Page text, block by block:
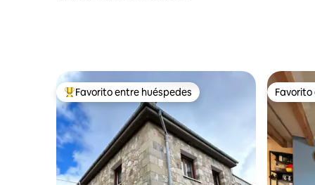
Favorito entre huéspedes preferido
Favorito entre huéspedes